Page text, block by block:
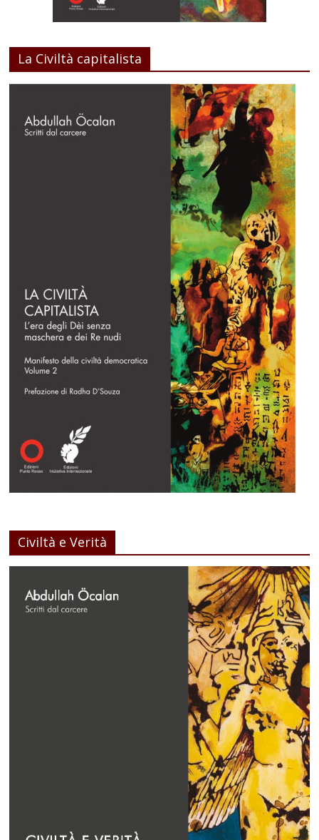
La Civiltà capitalista
Civiltà e Verità